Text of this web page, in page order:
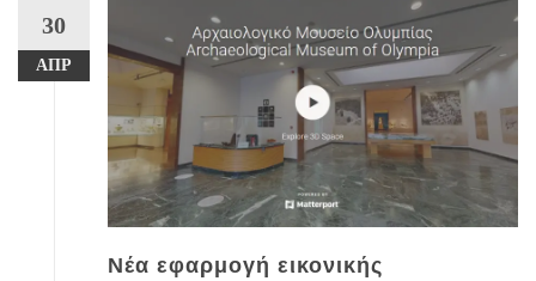
30
ΑΠΡ
Νέα εφαρμογή εικονικής